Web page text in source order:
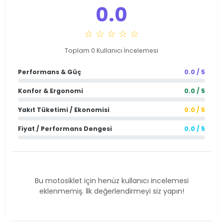
0.0
☆ ☆ ☆ ☆ ☆
Toplam 0 Kullanıcı İncelemesi
Performans & Güç 0.0 / 5
Konfor & Ergonomi 0.0 / 5
Yakıt Tüketimi / Ekonomisi 0.0 / 5
Fiyat / Performans Dengesi 0.0 / 5
Bu motosiklet için henüz kullanıcı incelemesi
eklenmemiş. İlk değerlendirmeyi siz yapın!